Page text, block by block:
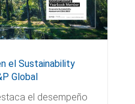
el Sustainability
Global
el desempeño